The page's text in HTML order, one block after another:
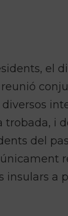
el
reunió
diversos
trobada, i
del
insulars